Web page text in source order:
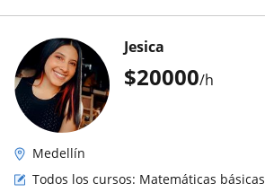
$20000/h
Jesica
Medellín
Todos los cursos: Matemáticas básicas